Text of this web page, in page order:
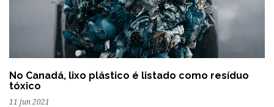
No Canadá, lixo plástico é listado como resíduo
tóxico
11 jun 2021